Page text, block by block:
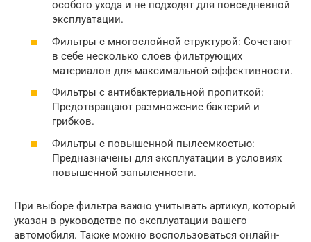
особого ухода и не подходят для повседневной
эксплуатации.
Фильтры с многослойной структурой: Сочетают
в себе несколько слоев фильтрующих
материалов для максимальной эффективности.
Фильтры с антибактериальной пропиткой:
Предотвращают размножение бактерий и
грибков.
Фильтры с повышенной пылеемкостью:
Предназначены для эксплуатации в условиях
повышенной запыленности.
При выборе фильтра важно учитывать артикул, который
указан в руководстве по эксплуатации вашего
автомобиля. Также можно воспользоваться онлайн-